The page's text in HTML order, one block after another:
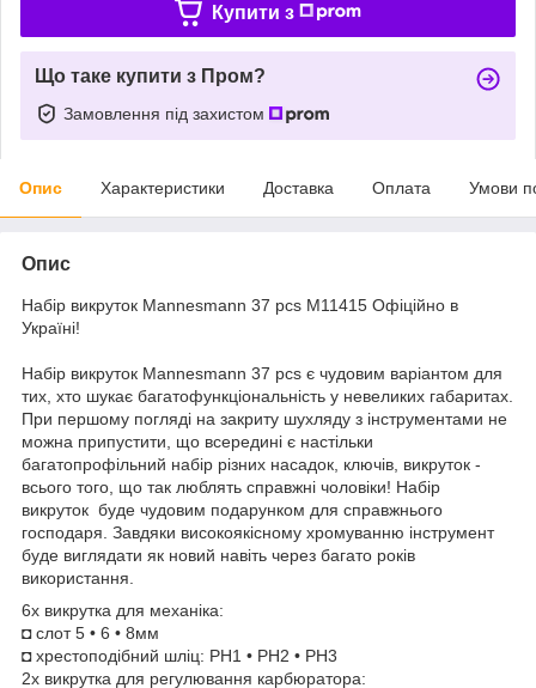
Купити з
Що таке купити з Пром?
Замовлення під захистом
Опис Характеристики Доставка Оплата Умови
Опис
Набір викруток Mannesmann 37 pcs M11415 Офіційно в
Україні!
Набір викруток Mannesmann 37 pcs є чудовим варіантом для
тих, хто шукає багатофункціональність у невеликих габаритах.
При першому погляді на закриту шухляду з інструментами не
можна припустити, що всередині є настільки
багатопрофільний набір різних насадок, ключів, викруток -
всього того, що так люблять справжні чоловіки! Набір
викруток буде чудовим подарунком для справжнього
господаря. Завдяки високоякісному хромуванню інструмент
буде виглядати як новий навіть через багато років
використання.
6x викрутка для механіка:
◘ слот 5 • 6 • 8мм
◘ хрестоподібний шліц: PH1 • PH2 • PH3
2x викрутка для регулювання карбюратора: